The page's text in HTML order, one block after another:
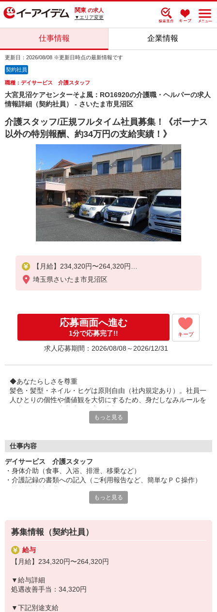
関東 の求人
▼エリア変更
仕事情報 企業情報
更新日：2026/08/08 ※更新日時点の最新情報です
契約社員
職種：デイサービス 介護スタッフ
大宮見沼ケアセンターそよ風：RO16920の介護職・ヘルパーの求人
情報詳細（契約社員） - さいたま市見沼区
介護スタッフ/正規フルタイム社員募集！《ボーナス
以外の特別報酬、約34万円の支給実績！》
【月給】234,320円〜264,320円
▼給与詳細
▼下記別途支給
年末年始手当：380円/時
※業績による
特別報酬：平均33.8万円（最高額130万円）
※2025年6月支給実績
※処遇改善手当は試用期間中(3ヶ月)は支給なし
埼玉県さいたま市見沼区
応募画面へ進む
1分で応募完了!! キープ
求人応募期間：2026/08/08～2026/12/31
◆あなたらしさを尊重
髪色・髪型・ネイル・ヒゲは原則自由（社内規定あり）。社員一
人ひとりの個性や価値観を大切にするため、身だしなみルールを
イルで無理なく働ける環境です。
働いた分の給与を給料日前に受け取れる「給与前払い制度」を導
生制度です。※入社翌月の第5営業日より利用可能
もっと見る
仕事内容
デイサービス 介護スタッフ
・身体介助（食事、入浴、排泄、移乗など）
・介護記録の書類への記入（ご利用報告など、簡単なＰＣ操作）
・レクリエーションや体操の実施
・送迎・添乗（運転業務あり）
◆充実した研修制度
現場経験の有無を問わず、全スタッフが成長できるよう多彩な研修
制度を用意。OJT研修から始まり、入社時研修、サービス別研修、
未経験の方も着実に知識と技術が身につき、自信を持って活躍でき
る環境です。
もっと見る
募集情報（契約社員）
給与
【月給】234,320円〜264,320円
▼給与詳細
処遇改善手当：34,320円
▼下記別途支給